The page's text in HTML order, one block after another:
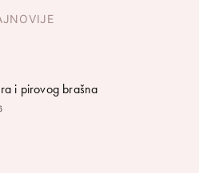
i pirovog brašna